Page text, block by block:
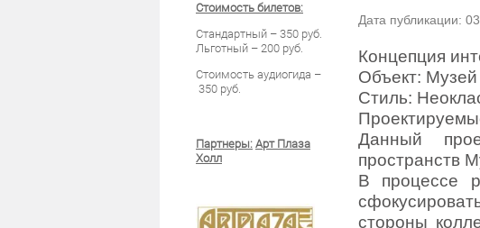
Стоимость билетов:
Стандартный – 350 руб.
Льготный – 200 руб.
Стоимость аудиогида –
350 руб.
Партнеры: Арт Плаза
Холл
Дата публикации:
Концепция
Объект: Музей
Стиль:
Данный
пространств
В процессе
стороны